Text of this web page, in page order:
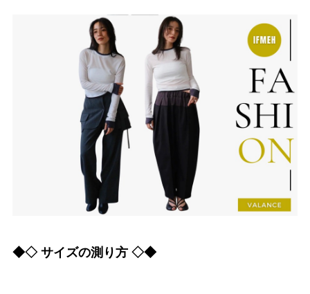
◆◇ サイズの測り方 ◇◆